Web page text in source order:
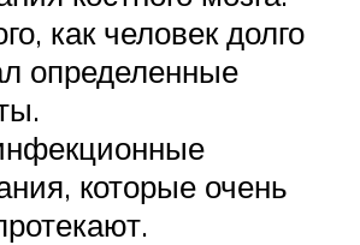
как человек долго
определенные
которые очень